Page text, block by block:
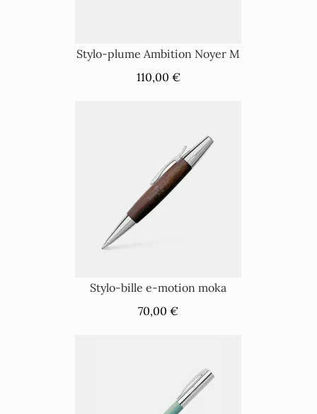
Stylo-plume Ambition Noyer M
110,00 €
Stylo-bille e-motion moka
70,00 €